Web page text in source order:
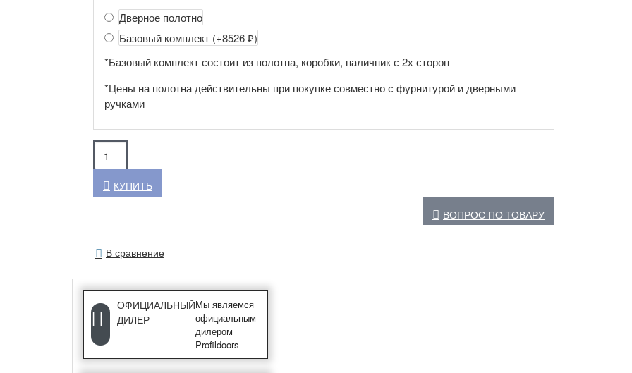
Дверное полотно
Базовый комплект (+8526 ₽)
*Базовый комплект состоит из полотна, коробки, наличник с 2х сторон
*Цены на полотна действительны при покупке совместно с фурнитурой и дверными
ручками
КУПИТЬ
ВОПРОС ПО ТОВАРУ
В сравнение
ОФИЦИАЛЬНЫЙ
ДИЛЕР
Мы являемся
официальным
дилером
Profildoors